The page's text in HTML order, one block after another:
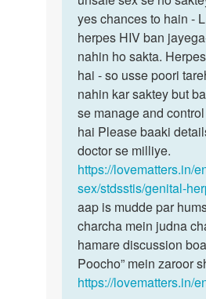
muje
herpes
hogya
hai
or…
by
Gautam
herpes
aur
HIV…
yes chances to hain -
herpes HIV ban
nahin ho sakta.
hai - so usse poori
nahin kar saktey but
se manage and
hai Please baaki
doctor se milliye.
https://lovematters.in/
sex/stdsstis/genital-
aap is mudde par
charcha mein judna
hamare discussion
Poocho” mein zaroor
https://lovematters.in/